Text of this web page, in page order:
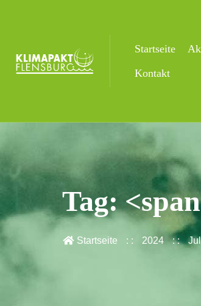
Startseite
Kontakt
Tag:
Startseite 2024